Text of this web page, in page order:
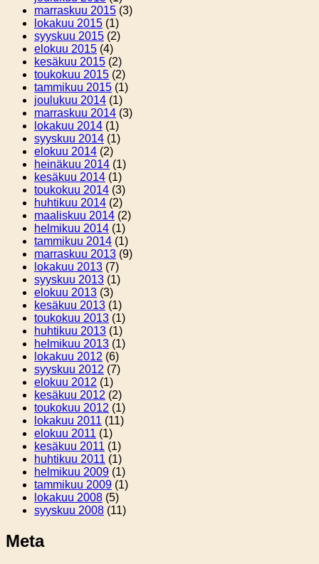
marraskuu 2015 (3)
lokakuu 2015 (1)
syyskuu 2015 (2)
elokuu 2015 (4)
kesäkuu 2015 (2)
toukokuu 2015 (2)
tammikuu 2015 (1)
joulukuu 2014 (1)
marraskuu 2014 (3)
lokakuu 2014 (1)
syyskuu 2014 (1)
elokuu 2014 (2)
heinäkuu 2014 (1)
kesäkuu 2014 (1)
toukokuu 2014 (3)
huhtikuu 2014 (2)
maaliskuu 2014 (2)
helmikuu 2014 (1)
tammikuu 2014 (1)
marraskuu 2013 (9)
lokakuu 2013 (7)
syyskuu 2013 (1)
elokuu 2013 (3)
kesäkuu 2013 (1)
toukokuu 2013 (1)
huhtikuu 2013 (1)
helmikuu 2013 (1)
lokakuu 2012 (6)
syyskuu 2012 (7)
elokuu 2012 (1)
kesäkuu 2012 (2)
toukokuu 2012 (1)
lokakuu 2011 (11)
elokuu 2011 (1)
kesäkuu 2011 (1)
huhtikuu 2011 (1)
helmikuu 2009 (1)
tammikuu 2009 (1)
lokakuu 2008 (5)
syyskuu 2008 (11)
Meta